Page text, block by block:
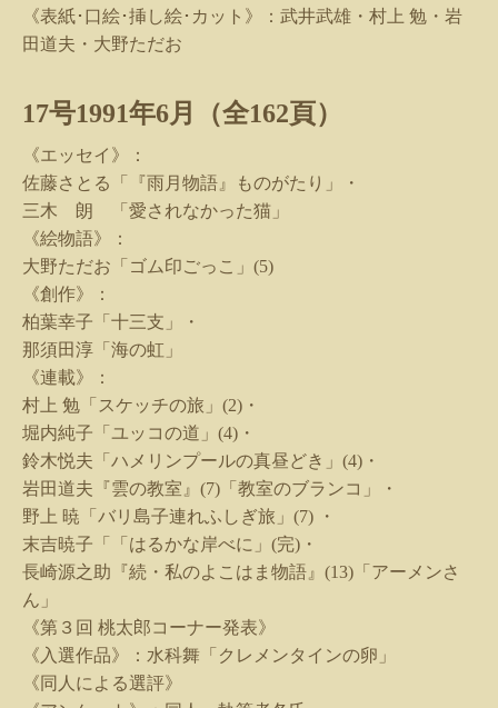
《表紙･口絵･挿し絵･カット》：武井武雄・村上 勉・岩
田道夫・大野ただお
17号1991年6月（全162 頁）
《エッセイ》：
佐藤さとる「『雨月物語』ものがたり」・
三木 朗 「愛されなかった猫」
《絵物語》：
大野ただお「ゴム印ごっこ」 (5)
《創作》：
柏葉幸子「十三支」・
那須田淳「海の虹」
《連載》：
村上 勉「スケッチの旅」 (2) ・
堀内純子「ユッコの道」 (4) ・
鈴木悦夫「ハメリンプールの真昼どき」 (4) ・
岩田道夫『雲の教室』 (7) 「教室のブランコ」・
野上 暁「バリ島子連れふしぎ旅」 (7)
・
末吉暁子「「はるかな岸べに」 (完) ・
長崎源之助『続・私のよこはま物語』 (13) 「アーメンさ
ん」
《第３回 桃太郎コーナー発表》
《入選作品》：水科舞「クレメンタインの卵」
《同人による選評》